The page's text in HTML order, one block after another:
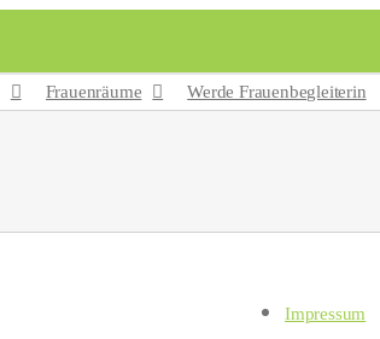
Frauenräume Werde Frauenbegleiterin
Impressum